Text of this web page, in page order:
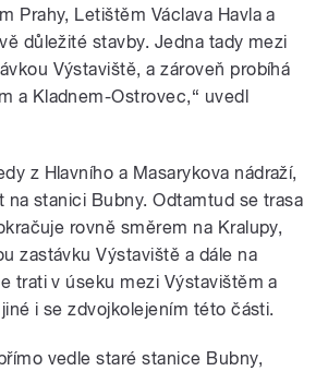
Prahy, Letištěm Václava Havla a
důležité stavby. Jedna tady mezi
Výstaviště, a zároveň probíhá
a Kladnem-Ostrovec,“ uvedl
z Hlavního a Masarykova nádraží,
na stanici Bubny. Odtamtud se trasa
rovně směrem na Kralupy,
zastávku Výstaviště a dále na
trati v úseku mezi Výstavištěm a
i se zdvojkolejením této části.
vedle staré stanice Bubny,